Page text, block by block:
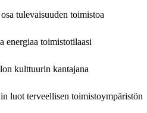
tulevaisuuden toimistoa
energiaa toimistotilaasi
kulttuurin kantajana
luot terveellisen toimistoympäristön